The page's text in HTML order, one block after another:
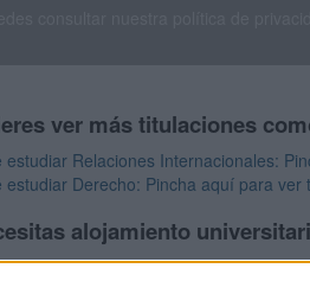
ver más titulaciones
estudiar Relaciones Internacionales:
estudiar Derecho: Pincha aquí para ver
alojamiento
de estudiantes y colegios